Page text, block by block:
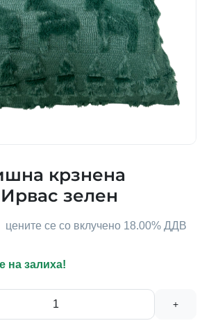
крзнена
зелен
цените се со вклучено 18.00% ДДВ
на залиха!
+